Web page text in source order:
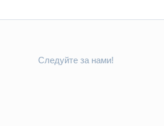
Следуйте за нами!